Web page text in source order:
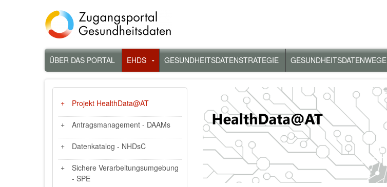
Hauptnavigation
ÜBER DAS PORTAL EHDS
Untermenü
„EHDS“
GESUNDHEITSDATENSTRATEGIE GESUNDHEITSDATENWEGE
ZWEITE
MENÜEBENE
HAUPTNAVIGATION
Projekt HealthData@AT
Antragsmanagement - DAAMs
Datenkatalog - NHDsC
Sichere Verarbeitungsumgebung
- SPE